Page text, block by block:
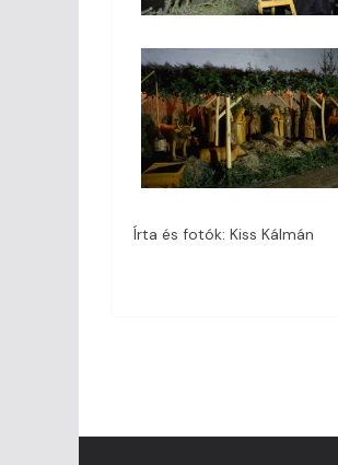
Írta és fotók: Kiss Kálmán